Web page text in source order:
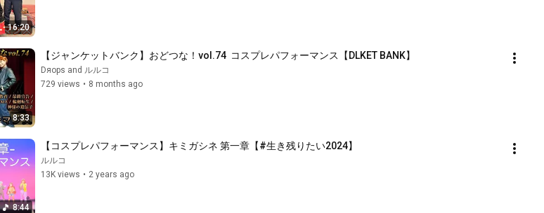
16:20
8:33
【ジャンケットバンク】おどつな！vol.74  コスプレパフォーマンス【DLKET BANK】
Dяops and ルルコ
729 views • 8 months ago
8:44
【コスプレパフォーマンス】キミガシネ 第一章【#生き残りたい2024】
ルルコ
13K views • 2 years ago